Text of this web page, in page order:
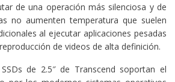
de una operación más silenciosa y de
no aumenten temperatura que suelen
al ejecutar aplicaciones pesadas
de videos de alta definición.
de 2.5″ de Transcend soportan el